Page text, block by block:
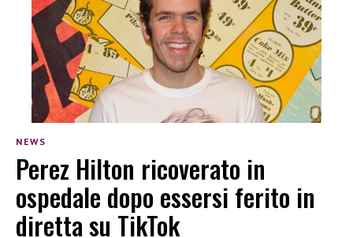
NEWS
Perez Hilton ricoverato in
ospedale dopo essersi ferito in
diretta su TikTok